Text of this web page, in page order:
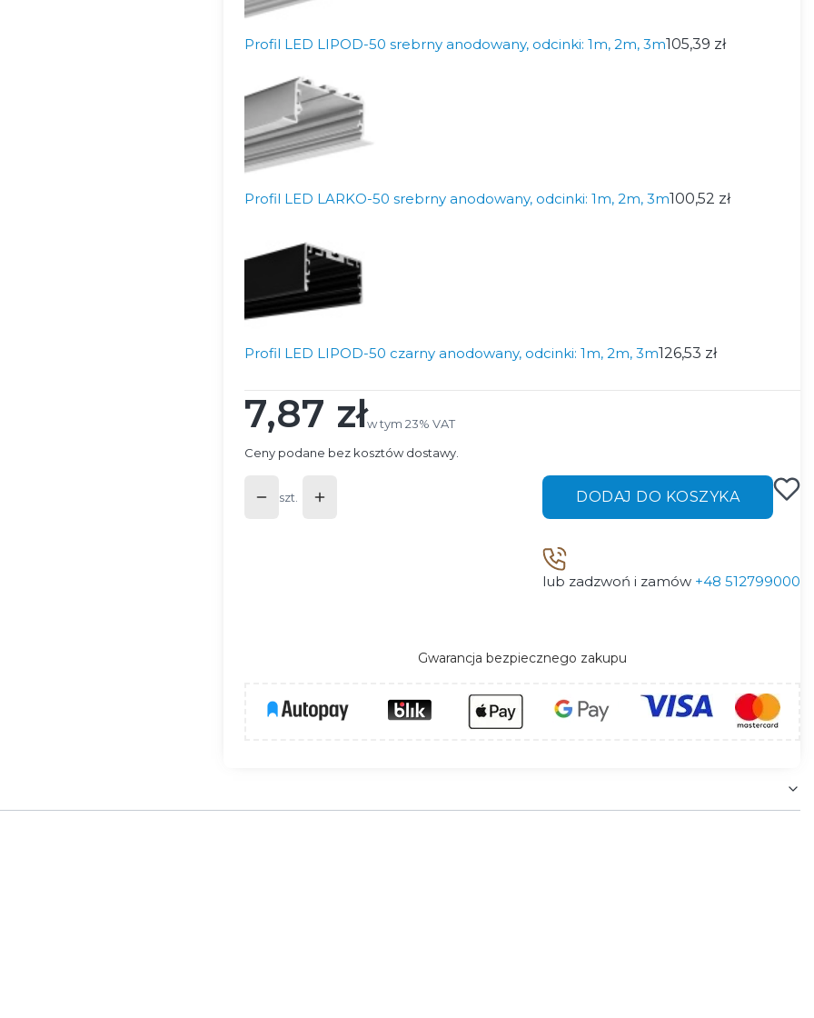
Profil LED LIPOD-50 srebrny anodowany, odcinki: 1m, 2m, 3m105,39 zł
Profil LED LARKO-50 srebrny anodowany, odcinki: 1m, 2m, 3m100,52 zł
Profil LED LIPOD-50 czarny anodowany, odcinki: 1m, 2m, 3m126,53 zł
Cena
7,87 złw tym 23% VAT
w tym 23% VAT
Ceny podane bez kosztów dostawy.
szt. DODAJ DO KOSZYKA
lub zadzwoń i zamów +48 512799000
Gwarancja bezpiecznego zakupu